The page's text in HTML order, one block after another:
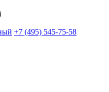
+7 (495) 545-75-58